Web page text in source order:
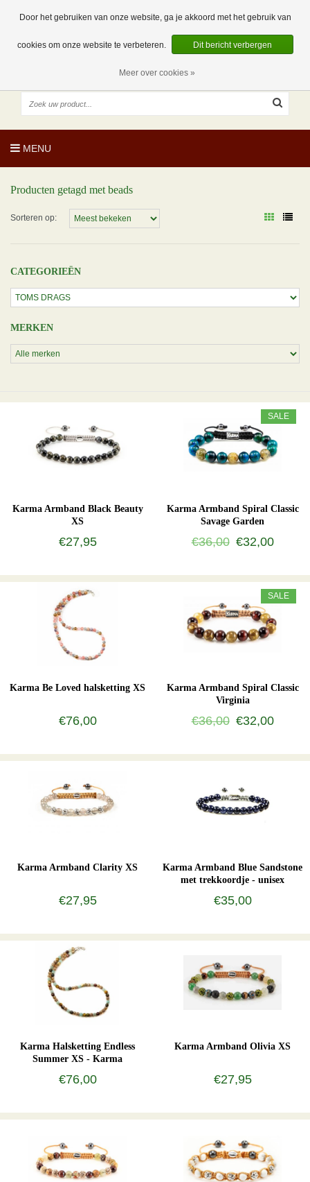
0 Artikelen
NL
EUR
MENU
Producten getagd met beads
Sorteren op:
CATEGORIEËN
MERKEN
Karma Armband Black Beauty
XS
€27,95
SALE
Karma Armband Spiral Classic
Savage Garden
€36,00 €32,00
Karma Be Loved halsketting XS
€76,00
SALE
Karma Armband Spiral Classic
Virginia
€36,00 €32,00
Karma Armband Clarity XS
€27,95
Karma Armband Blue Sandstone
met trekkoordje - unisex
€35,00
Karma Halsketting Endless
Summer XS - Karma
€76,00
Karma Armband Olivia XS
€27,95
Door het gebruiken van onze website, ga je akkoord met het gebruik van
cookies om onze website te verbeteren. Dit bericht verbergen
Meer over cookies »